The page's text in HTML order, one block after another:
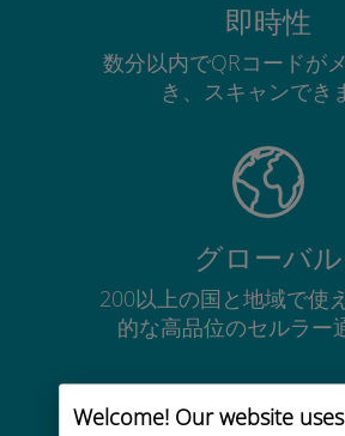
Welcome! Our website
即時性
数分以内でQRコードが
き、スキャンでき
グローバル
200以上の国と地域で使
的な高品位のセルラー